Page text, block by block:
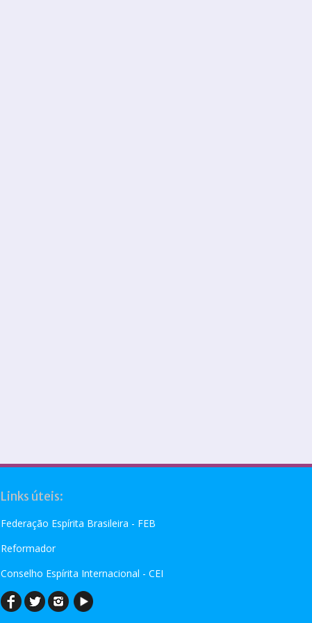
Links úteis:
Federação Espírita Brasileira - FEB
Reformador
Conselho Espírita Internacional - CEI